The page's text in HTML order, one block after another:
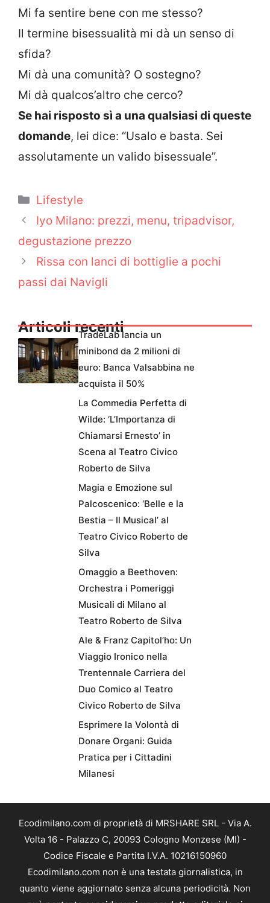
Mi fa sentire bene con me stesso?
Il termine bisessualità mi dà un senso di
sfida?
Mi dà una comunità? O sostegno?
Mi dà qualcos’altro che cerco?
Se hai risposto sì a una qualsiasi di queste
domande, lei dice: “Usalo e basta. Sei
assolutamente un valido bisessuale”.
Categorie
Lifestyle
Iyo Milano: prezzi, menu, tripadvisor,
degustazione prezzo
Rissa con lanci di bottiglie a pochi
passi dai Navigli
Articoli recenti
TradeLab lancia un
minibond da 2 milioni di
euro: Banca Valsabbina ne
acquista il 50%
La Commedia Perfetta di
Wilde: ‘L’Importanza di
Chiamarsi Ernesto’ in
Scena al Teatro Civico
Roberto de Silva
Magia e Emozione sul
Palcoscenico: ‘Belle e la
Bestia – Il Musical’ al
Teatro Civico Roberto de
Silva
Omaggio a Beethoven:
Orchestra i Pomeriggi
Musicali di Milano al
Teatro Roberto de Silva
Ale & Franz Capitol’ho: Un
Viaggio Ironico nella
Trentennale Carriera del
Duo Comico al Teatro
Civico Roberto de Silva
Esprimere la Volontà di
Donare Organi: Guida
Pratica per i Cittadini
Milanesi
Ecodimilano.com di proprietà di MRSHARE SRL - Via A.
Volta 16 - Palazzo C, 20093 Cologno Monzese (MI) -
Codice Fiscale e Partita I.V.A. 10216150960
Ecodimilano.com non è una testata giornalistica, in
quanto viene aggiornato senza alcuna periodicità. Non